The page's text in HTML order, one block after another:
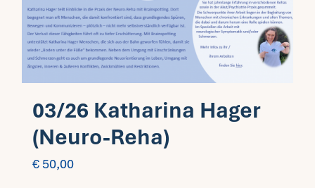
03/26 Katharina Hager
(Neuro-Reha)
€ 50,00